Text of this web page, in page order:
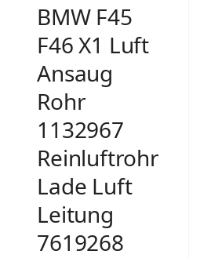
BMW F45
F46 X1 Luft
Ansaug
Rohr
1132967
Reinluftrohr
Lade Luft
Leitung
7619268